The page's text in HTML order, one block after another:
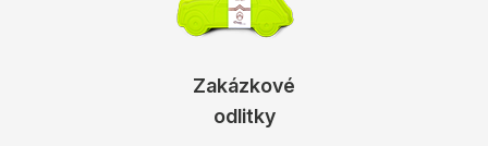
Zakázkové
odlitky